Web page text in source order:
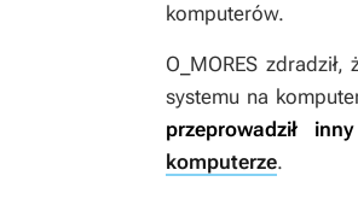
komputerów.
O_MORES
systemu na
przeprowadził
komputerze.